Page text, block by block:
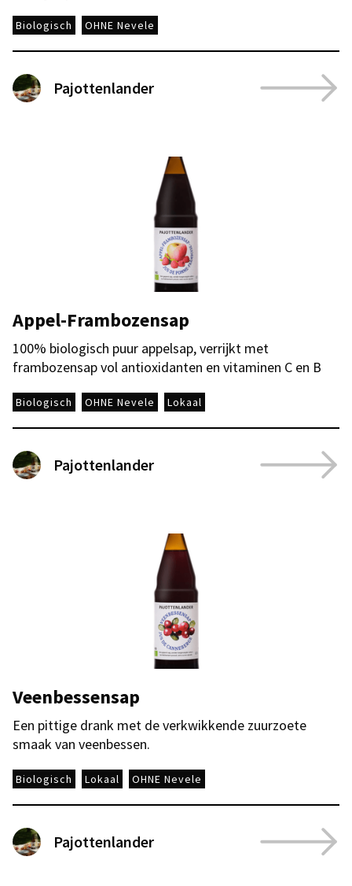
Biologisch OHNE Nevele
Pajottenlander
Appel-Frambozensap
100% biologisch puur appelsap, verrijkt met
frambozensap vol antioxidanten en vitaminen C en B
Biologisch OHNE Nevele Lokaal
Pajottenlander
Veenbessensap
Een pittige drank met de verkwikkende zuurzoete
smaak van veenbessen.
Biologisch Lokaal OHNE Nevele
Pajottenlander